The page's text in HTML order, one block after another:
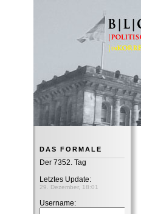
DAS FORMALE
Der 7352. Tag
Letztes Update:
29. Dezember, 18:01
Username: